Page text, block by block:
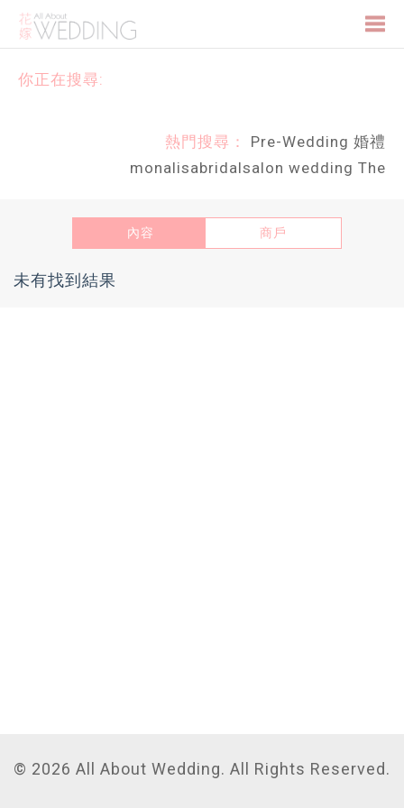
你正在搜尋:
熱門搜尋： Pre-Wedding 婚禮
monalisabridalsalon wedding The
內容 商戶
未有找到結果
© 2026 All About Wedding. All Rights Reserved.